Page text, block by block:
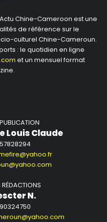
Chine-Cameroon est une
de référence sur le
culturel Chine-Cameroun.
: le quotidien en ligne
et un mensuel format
Louis Claude
RÉDACTIONS
N.